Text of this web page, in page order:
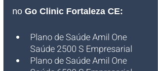
no Go Clinic Fortaleza CE:
Plano de Saúde Amil One
Saúde 2500 S Empresarial
Plano de Saúde Amil One